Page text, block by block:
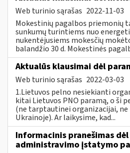
Web turinio sąrašas 2022-11-03
Mokestinių pagalbos priemonių
sunkumų turintiems nuo
nukentėjusiems mokesčių
balandžio 30 d. Mokestinės
Aktualūs klausimai dėl
Web turinio sąrašas 2022-03-03
1.Lietuvos pelno nesiekianti
kitai Lietuvos PNO paramą, o ši
(ne tarptautinei organizacijai, ne
Ukrainoje). Ar laikysime, kad...
Informacinis pranešimas dėl
administravimo įstatymo